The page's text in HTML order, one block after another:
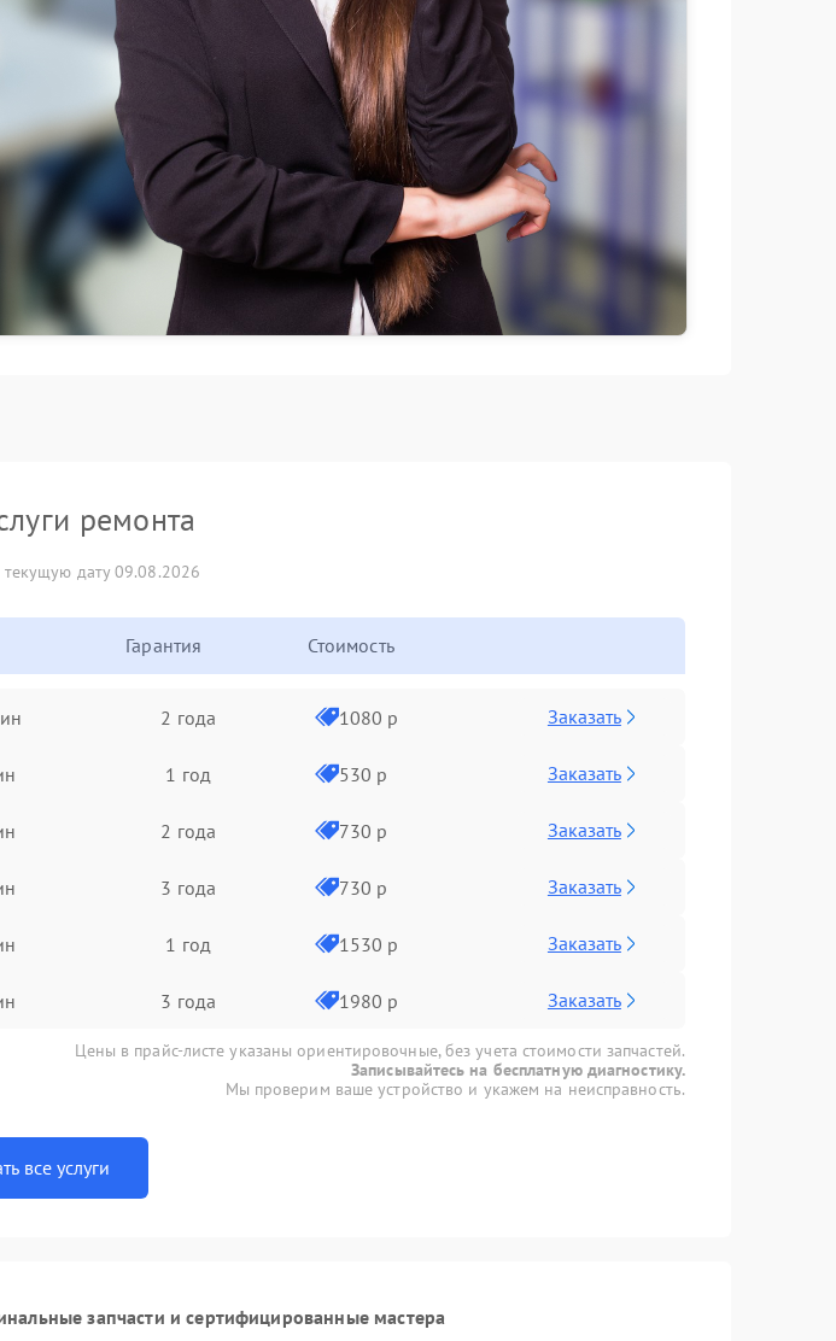
ремонта
дату 09.08.2026
Гарантия Стоимость
2 года 1080 р Заказать
1 год 530 р Заказать
2 года 730 р Заказать
3 года 730 р Заказать
1 год 1530 р Заказать
3 года 1980 р Заказать
Цены в прайс-листе указаны ориентировочные, без учета стоимости запчастей.
Записывайтесь на бесплатную диагностику.
Мы проверим ваше устройство и укажем на неисправность.
все услуги
запчасти и сертифицированные мастера